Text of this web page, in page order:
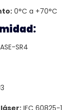
0°C a +70°C
SR4
IEC 60825-1